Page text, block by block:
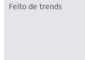
Feito de trends